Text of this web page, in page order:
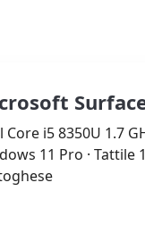
i5 8350U 1.7
11 Pro · Tattile